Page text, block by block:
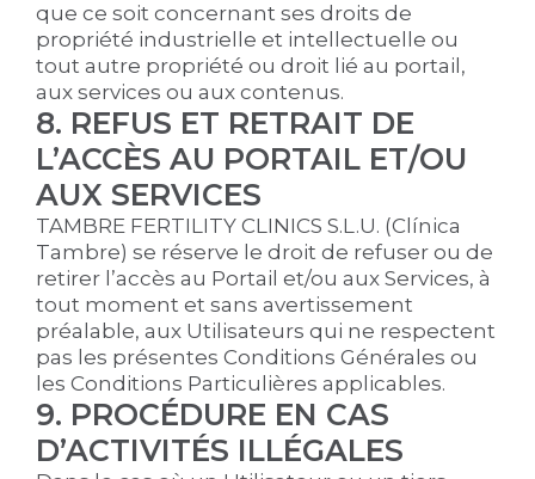
que ce soit concernant ses droits de
propriété industrielle et intellectuelle ou
tout autre propriété ou droit lié au portail,
aux services ou aux contenus.
8. REFUS ET RETRAIT DE
L’ACCÈS AU PORTAIL ET/OU
AUX SERVICES
TAMBRE FERTILITY CLINICS S.L.U. (Clínica
Tambre) se réserve le droit de refuser ou de
retirer l’accès au Portail et/ou aux Services, à
tout moment et sans avertissement
préalable, aux Utilisateurs qui ne respectent
pas les présentes Conditions Générales ou
les Conditions Particulières applicables.
9. PROCÉDURE EN CAS
D’ACTIVITÉS ILLÉGALES